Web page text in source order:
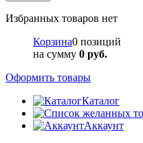
Избранных товаров нет
Корзина0 позиций
на сумму 0 руб.
Оформить товары
Каталог
Аккаунт